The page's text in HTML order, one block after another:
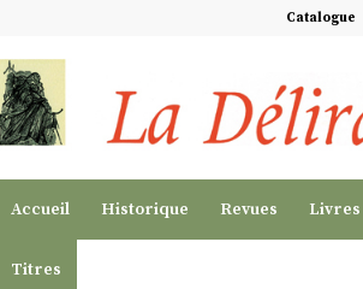
Catalogue
Accueil Historique Revues Livres
Titres